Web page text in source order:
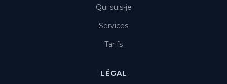
Qui suis-je
Services
Tarifs
LÉGAL